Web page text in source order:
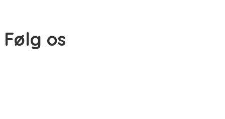
Følg os